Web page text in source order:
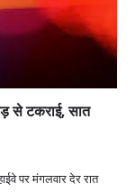
से टकराई, सात
पर मंगलवार देर रात